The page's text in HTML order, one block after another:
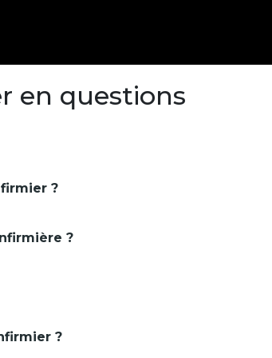
en questions
?
?
?